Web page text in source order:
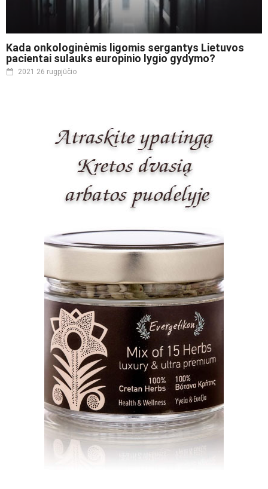
Kada onkologinėmis ligomis sergantys Lietuvos
pacientai sulauks europinio lygio gydymo?
2021 26 rugpjūčio